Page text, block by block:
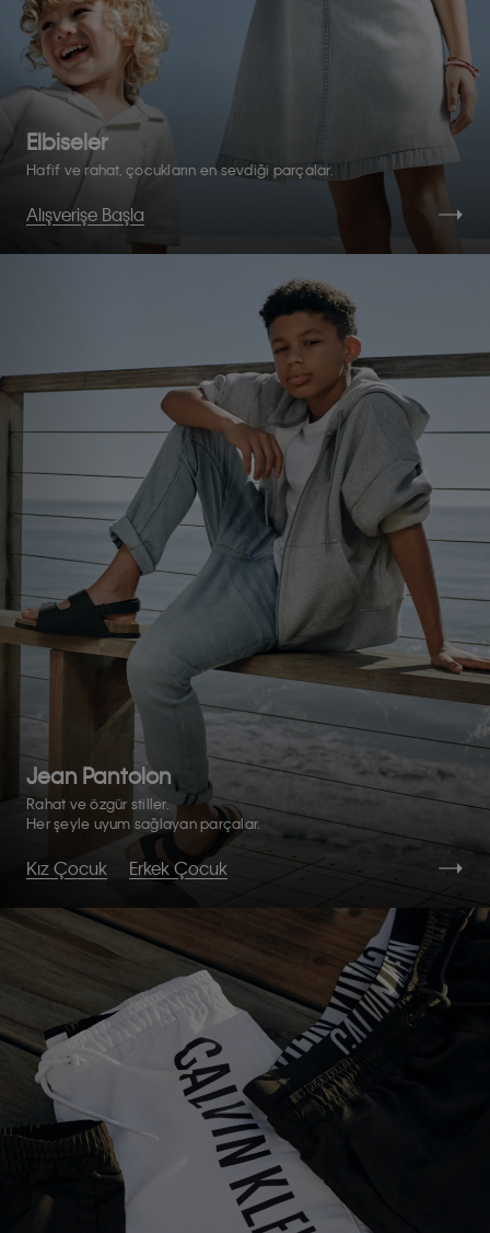
Elbiseler
Hafif ve rahat, çocukların en sevdiği parçalar.
Alışverişe Başla
Jean Pantolon
Rahat ve özgür stiller.
Her şeyle uyum sağlayan parçalar.
Kız Çocuk Erkek Çocuk